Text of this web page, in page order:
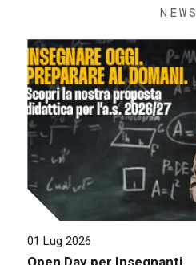
NEWS
01 Lug 2026
Open Day per Insegnanti